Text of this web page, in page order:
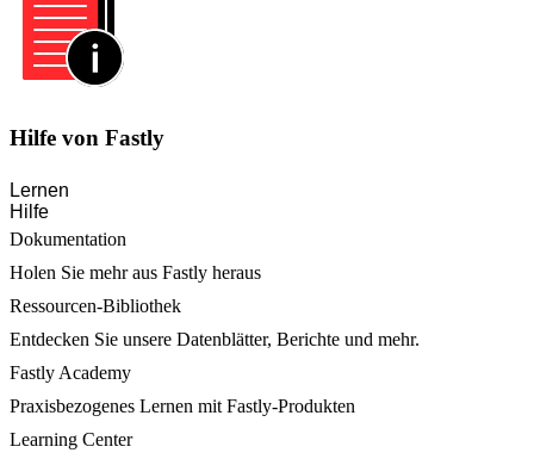
Hilfe von Fastly
Lernen
Hilfe
Dokumentation
Holen Sie mehr aus Fastly heraus
Ressourcen-Bibliothek
Entdecken Sie unsere Datenblätter, Berichte und mehr.
Fastly Academy
Praxisbezogenes Lernen mit Fastly-Produkten
Learning Center